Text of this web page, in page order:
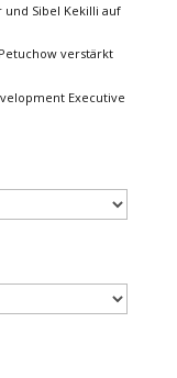
und Sibel Kekilli auf
verstärkt
Executive